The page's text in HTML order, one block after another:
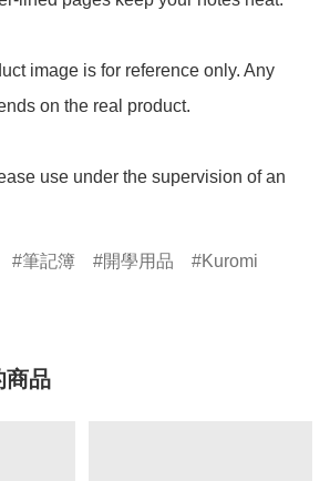
image is for reference only. Any
on the real product.
use under the supervision of an
筆記簿 開學用品 Kuromi
商品